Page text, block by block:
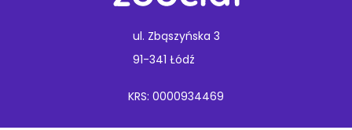
ul. Zbąszyńska 3
91-341 Łódź
KRS: 0000934469